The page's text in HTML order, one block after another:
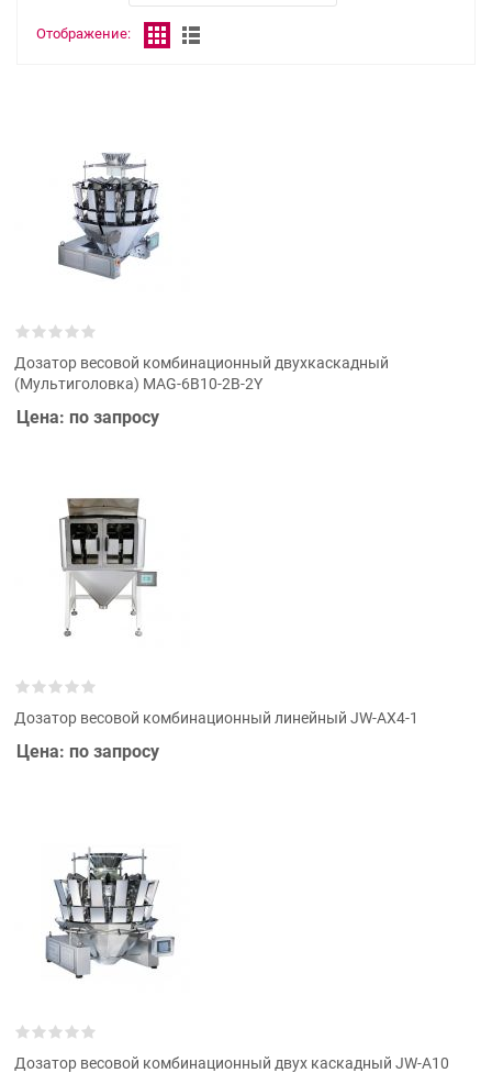
Отображение:
Дозатор весовой комбинационный двухкаскадный
(Мультиголовка) MAG-6B10-2В-2Y
Цена: по запросу
Дозатор весовой комбинационный линейный JW-AX4-1
Цена: по запросу
Дозатор весовой комбинационный двух каскадный JW-A10